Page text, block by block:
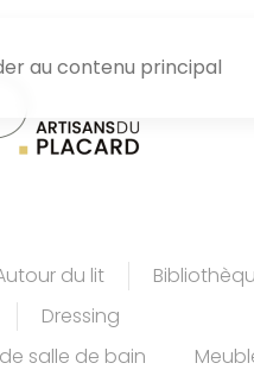
au contenu principal
du lit
Dressing
salle de bain